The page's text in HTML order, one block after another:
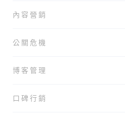
內容營銷
公關危機
博客管理
口碑行銷